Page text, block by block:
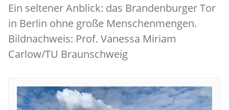
Ein seltener Anblick: das Brandenburger Tor
in Berlin ohne große Menschenmengen.
Bildnachweis: Prof. Vanessa Miriam
Carlow/TU Braunschweig